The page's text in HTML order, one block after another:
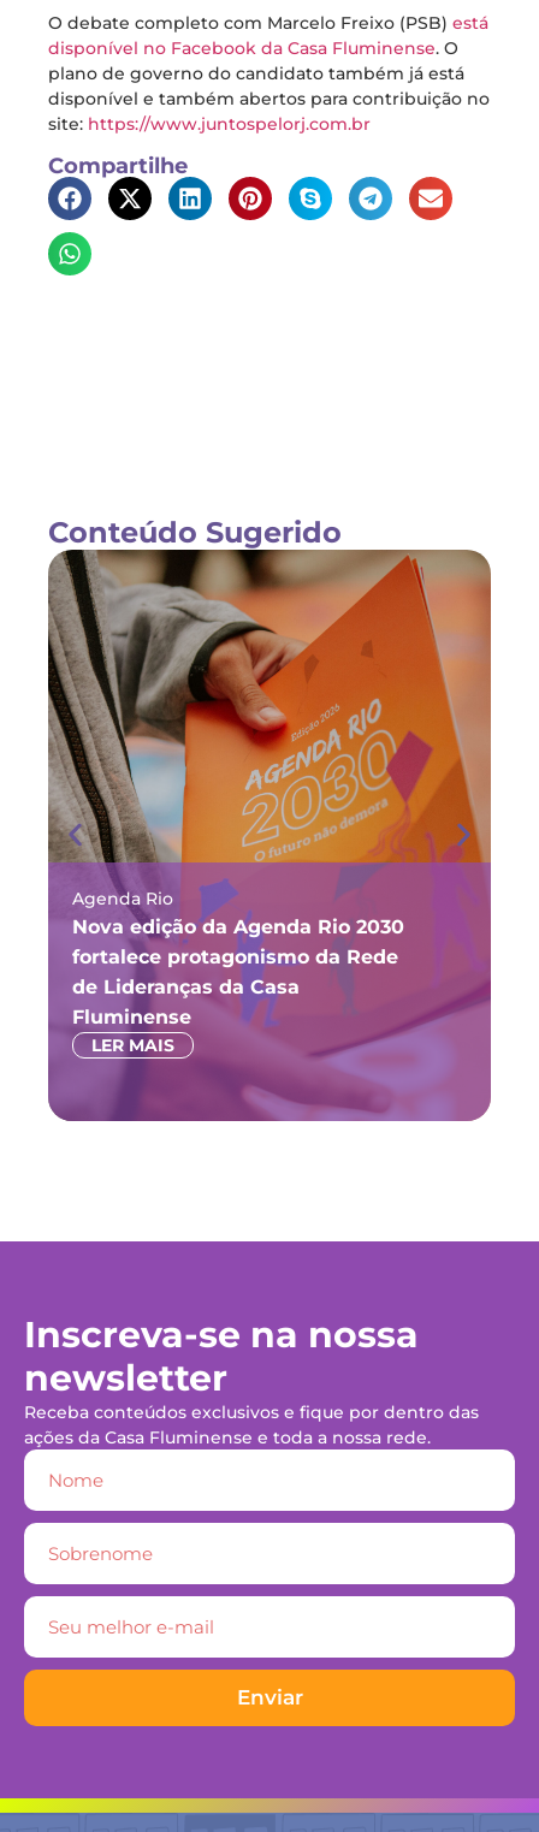
O debate completo com Marcelo Freixo (PSB) está
disponível no Facebook da Casa Fluminense. O
plano de governo do candidato também já está
disponível e também abertos para contribuição no
site: https://www.juntospelorj.com.br
Compartilhe
Conteúdo Sugerido
Agenda Rio
Nova edição da Agenda Rio 2030
fortalece protagonismo da Rede
de Lideranças da Casa
Fluminense
LER MAIS
Inscreva-se na nossa
newsletter
Receba conteúdos exclusivos e fique por dentro das
ações da Casa Fluminense e toda a nossa rede.
Enviar